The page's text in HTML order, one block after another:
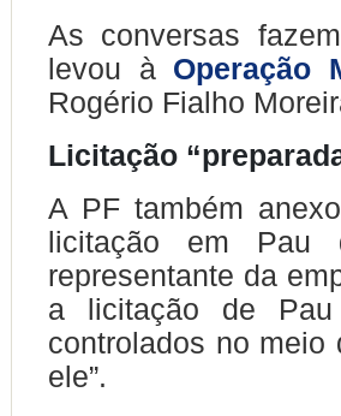
As conversas
levou à Operação
Rogério Fialho
Licitação
A PF também
licitação em Pau
representante da
a licitação de Pau
controlados no meio
ele”.